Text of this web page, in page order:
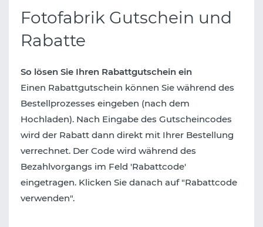
Fotofabrik Gutschein und
Rabatte
So lösen Sie Ihren Rabattgutschein ein
Einen Rabattgutschein können Sie während des
Bestellprozesses eingeben (nach dem
Hochladen). Nach Eingabe des Gutscheincodes
wird der Rabatt dann direkt mit Ihrer Bestellung
verrechnet. Der Code wird während des
Bezahlvorgangs im Feld 'Rabattcode'
eingetragen. Klicken Sie danach auf "Rabattcode
verwenden".